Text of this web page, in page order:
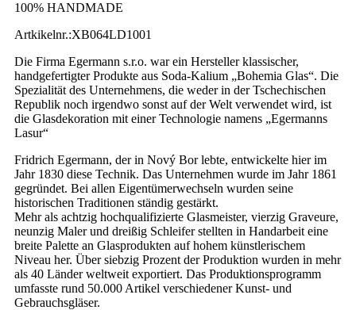
100% HANDMADE
Artkikelnr.:XB064LD1001
Die Firma Egermann s.r.o. war ein Hersteller klassischer,
handgefertigter Produkte aus Soda-Kalium „Bohemia Glas“. Die
Spezialität des Unternehmens, die weder in der Tschechischen
Republik noch irgendwo sonst auf der Welt verwendet wird, ist
die Glasdekoration mit einer Technologie namens „Egermanns
Lasur“
Fridrich Egermann, der in Nový Bor lebte, entwickelte hier im
Jahr 1830 diese Technik. Das Unternehmen wurde im Jahr 1861
gegründet. Bei allen Eigentümerwechseln wurden seine
historischen Traditionen ständig gestärkt.
Mehr als achtzig hochqualifizierte Glasmeister, vierzig Graveure,
neunzig Maler und dreißig Schleifer stellten in Handarbeit eine
breite Palette an Glasprodukten auf hohem künstlerischem
Niveau her. Über siebzig Prozent der Produktion wurden in mehr
als 40 Länder weltweit exportiert. Das Produktionsprogramm
umfasste rund 50.000 Artikel verschiedener Kunst- und
Gebrauchsgläser.